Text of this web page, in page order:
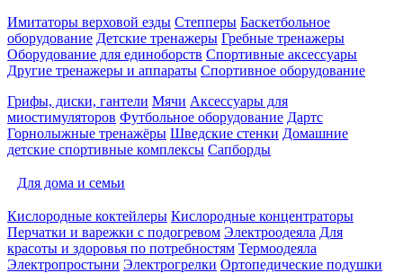
Имитаторы верховой езды Степперы Баскетбольное
оборудование Детские тренажеры Гребные тренажеры
Оборудование для единоборств Спортивные аксессуары
Другие тренажеры и аппараты Спортивное оборудование
Грифы, диски, гантели Мячи Аксессуары для
миостимуляторов Футбольное оборудование Дартс
Горнолыжные тренажёры Шведские стенки Домашние
детские спортивные комплексы Сапборды
Для дома и семьи
Кислородные коктейлеры Кислородные концентраторы
Перчатки и варежки с подогревом Электроодеяла Для
красоты и здоровья по потребностям Термоодеяла
Электропростыни Электрогрелки Ортопедические подушки